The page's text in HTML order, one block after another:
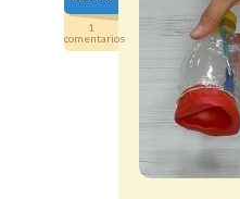
1
comentarios